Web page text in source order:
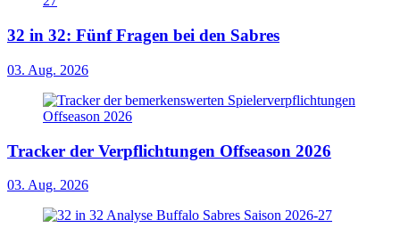
32 in 32: Fünf Fragen bei den Sabres
03. Aug. 2026
Tracker der Verpflichtungen Offseason 2026
03. Aug. 2026